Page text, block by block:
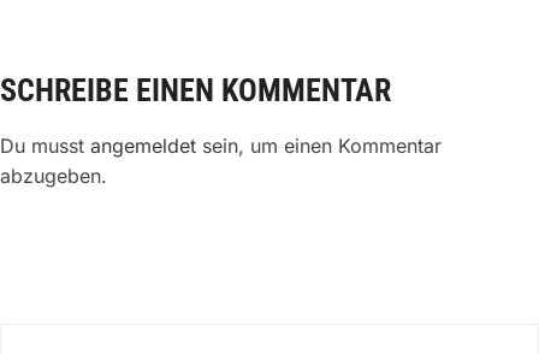
SCHREIBE EINEN KOMMENTAR
Du musst angemeldet sein, um einen Kommentar
abzugeben.